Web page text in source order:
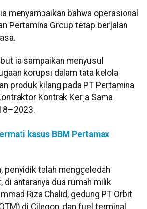
menyampaikan bahwa operasional
Pertamina Group tetap berjalan
ia sampaikan menyusul
korupsi dalam tata kelola
produk kilang pada PT Pertamina
Kontrak Kerja Sama
kasus BBM Pertamax
penyidik telah menggeledah
di antaranya dua rumah milik
Riza Chalid, gedung PT Orbit
di Cilegon, dan fuel terminal